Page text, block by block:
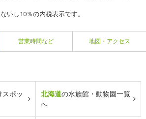
いし10％の内税表示です。
営業時間など 地図・アクセス
スポッ
北海道の水族館・動物園一覧
へ